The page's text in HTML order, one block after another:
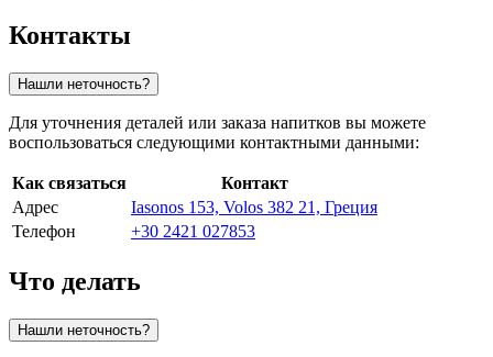
Контакты
Нашли неточность?
Для уточнения деталей или заказа напитков вы можете
воспользоваться следующими контактными данными:
Как связаться
Контакт
Адрес
Iasonos 153, Volos 382 21, Греция
Телефон
+30 2421 027853
Что делать
Нашли неточность?